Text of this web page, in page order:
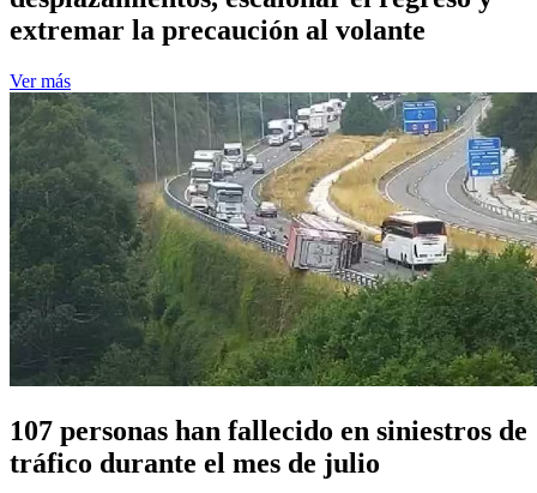
extremar la precaución al volante
Ver más
107 personas han fallecido en siniestros de
tráfico durante el mes de julio